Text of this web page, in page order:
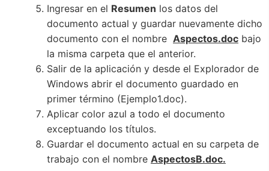
Ingresar en el Resumen los datos del
documento actual y guardar nuevamente dicho
documento con el nombre Aspectos.doc bajo
la misma carpeta que el anterior.
Salir de la aplicación y desde el Explorador de
Windows abrir el documento guardado en
primer término (Ejemplo1.doc).
Aplicar color azul a todo el documento
exceptuando los títulos.
Guardar el documento actual en su carpeta de
trabajo con el nombre AspectosB.doc.